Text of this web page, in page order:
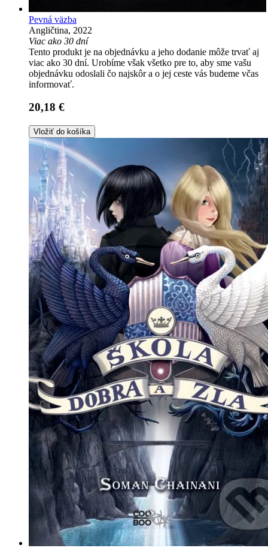
Pevná väzba
Angličtina, 2022
Viac ako 30 dní
Tento produkt je na objednávku a jeho dodanie môže trvať aj
viac ako 30 dní. Urobíme však všetko pre to, aby sme vašu
objednávku odoslali čo najskôr a o jej ceste vás budeme včas
informovať.
20,18 €
Vložiť do košíka